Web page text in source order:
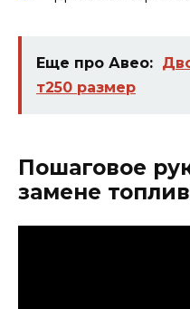
Еще про Авео:
т250 размер
Пошаговое
замене